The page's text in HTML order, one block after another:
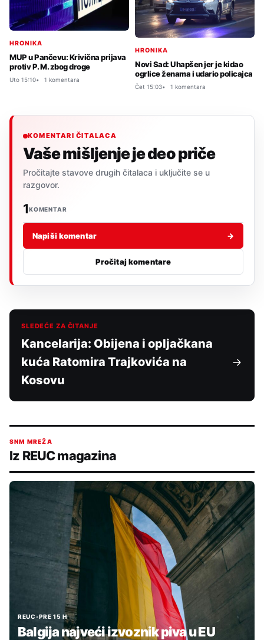
HRONIKA
MUP u Pančevu: Krivična prijava
protiv P. M. zbog droge
Uto 15:10 1 komentara
HRONIKA
Novi Sad: Uhapšen jer je kidao
ogrlice ženama i udario policajca
Čet 15:03 1 komentara
KOMENTARI ČITALACA
Vaše mišljenje je deo priče
Pročitajte stavove drugih čitalaca i uključite se u
razgovor.
1KOMENTAR
Napiši komentar →
Pročitaj komentare
SLEDEĆE ZA ČITANJE
Kancelarija: Obijena i opljačkana
kuća Ratomira Trajkovića na
Kosovu
SNM MREŽA
Iz REUC magazina
REUC•PRE 15 H
Balgija najveći izvoznik piva u EU